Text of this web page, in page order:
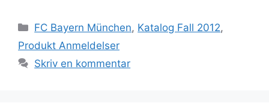
Kategorier
FC Bayern München, Katalog Fall 2012,
Produkt Anmeldelser
Skriv en kommentar